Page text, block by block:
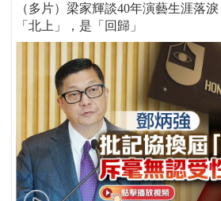
（多片）梁家輝談40年演藝生涯落
「北上」，是「回歸」